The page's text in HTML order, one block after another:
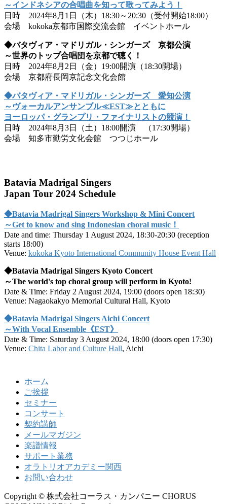
～インドネシアの合唱曲を知って歌ってみよう！
日時 2024年8月1日（木）18:30～20:30（受付開始18:00）
会場 kokoka京都市国際交流会館 イベントホール
◆バタヴィア・マドリガル・シンガーズ 京都公演
～世界のトップ合唱団を京都で聴く！
日時 2024年8月2日（金）19:00開演（18:30開場）
会場 京都府長岡京記念文化会館
◆バタヴィア・マドリガル・シンガーズ 愛知公演
～ヴォーカルアンサンブル≪EST≫とともに
ヨーロッパ・グランプリ・ファイナリストの競演！
日時 2024年8月3日（土）18:00開演 （17:30開場）
会場 知多市勤労文化会館 つつじホール
Batavia Madrigal Singers
Japan Tour 2024 Schedule
◆Batavia Madrigal Singers Workshop & Mini Concert
～Get to know and sing Indonesian choral music！
Date and time: Thursday 1 August 2024, 18:30-20:30 (reception
starts 18:00)
Venue: kokoka Kyoto International Community House Event Hall
◆Batavia Madrigal Singers Kyoto Concert
～The world's top choral group will perform in Kyoto!
Date & Time: Friday 2 August 2024, 19:00 (doors open 18:30)
Venue: Nagaokakyo Memorial Cultural Hall, Kyoto
◆Batavia Madrigal Singers Aichi Concert
～With Vocal Ensemble《EST》
Date & Time: Saturday 3 August 2024, 18:00 (doors open 17:30)
Venue: Chita Labor and Culture Hall, Aichi
ホーム
ご挨拶
セミナー
コンサート
契約講師
メールマガジン
楽譜情報
サポート業務
オラトリオアカデミー関西
お問い合わせ
Copyright © 株式会社コーラス・カンパニー CHORUS